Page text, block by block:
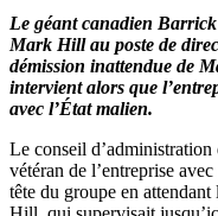
Le géant canadien
Mark Hill au poste de
démission inattendue de
intervient alors que
avec l’État malien.
Le conseil
vétéran de l’entreprise
tête du groupe en